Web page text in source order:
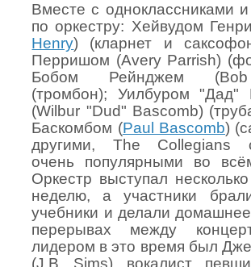
Вместе с одноклассниками и
по оркестру: Хейвудом
Henry) (кларнет и
Перришом (Avery Parrish)
Бобом Рейнджем
(тромбон); Уилбуром "Дад"
(Wilbur "Dud" Bascomb)
Баскомбом (Paul Bascomb)
другими, The Collegians
очень популярными во
Оркестр выступал
неделю, а участники
учебники и делали
перерывах между
лидером в это время был
(J.B. Sims), вокалист,